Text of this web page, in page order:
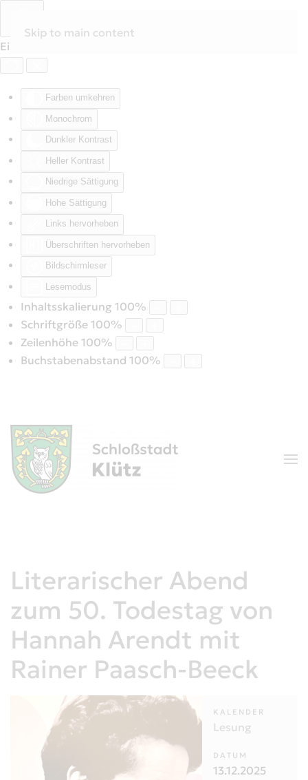
Eingabehilfen öffnen
Farben umkehren
Monochrom
Dunkler Kontrast
Heller Kontrast
Niedrige Sättigung
Hohe Sättigung
Links hervorheben
Überschriften hervorheben
Bildschirmleser
Lesemodus
Inhaltsskalierung 100%
Schriftgröße 100%
Zeilenhöhe 100%
Buchstabenabstand 100%
Skip to main content
Literarischer Abend
zum 50. Todestag von
Hannah Arendt mit
Rainer Paasch-Beeck
KALENDER
Lesung
DATUM
13.12.2025